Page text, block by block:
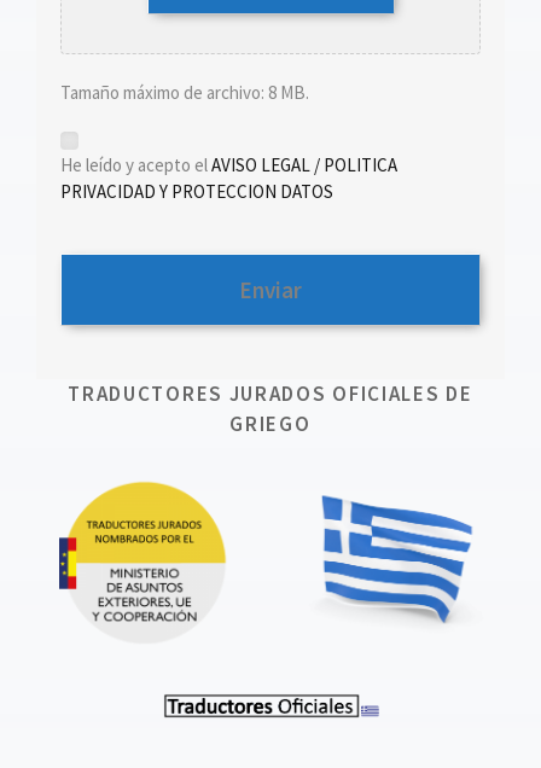
Tamaño máximo de archivo: 8 MB.
He leído y acepto elAVISO LEGAL / POLITICA
PRIVACIDAD Y PROTECCION DATOS
TRADUCTORES JURADOS OFICIALES DE
GRIEGO